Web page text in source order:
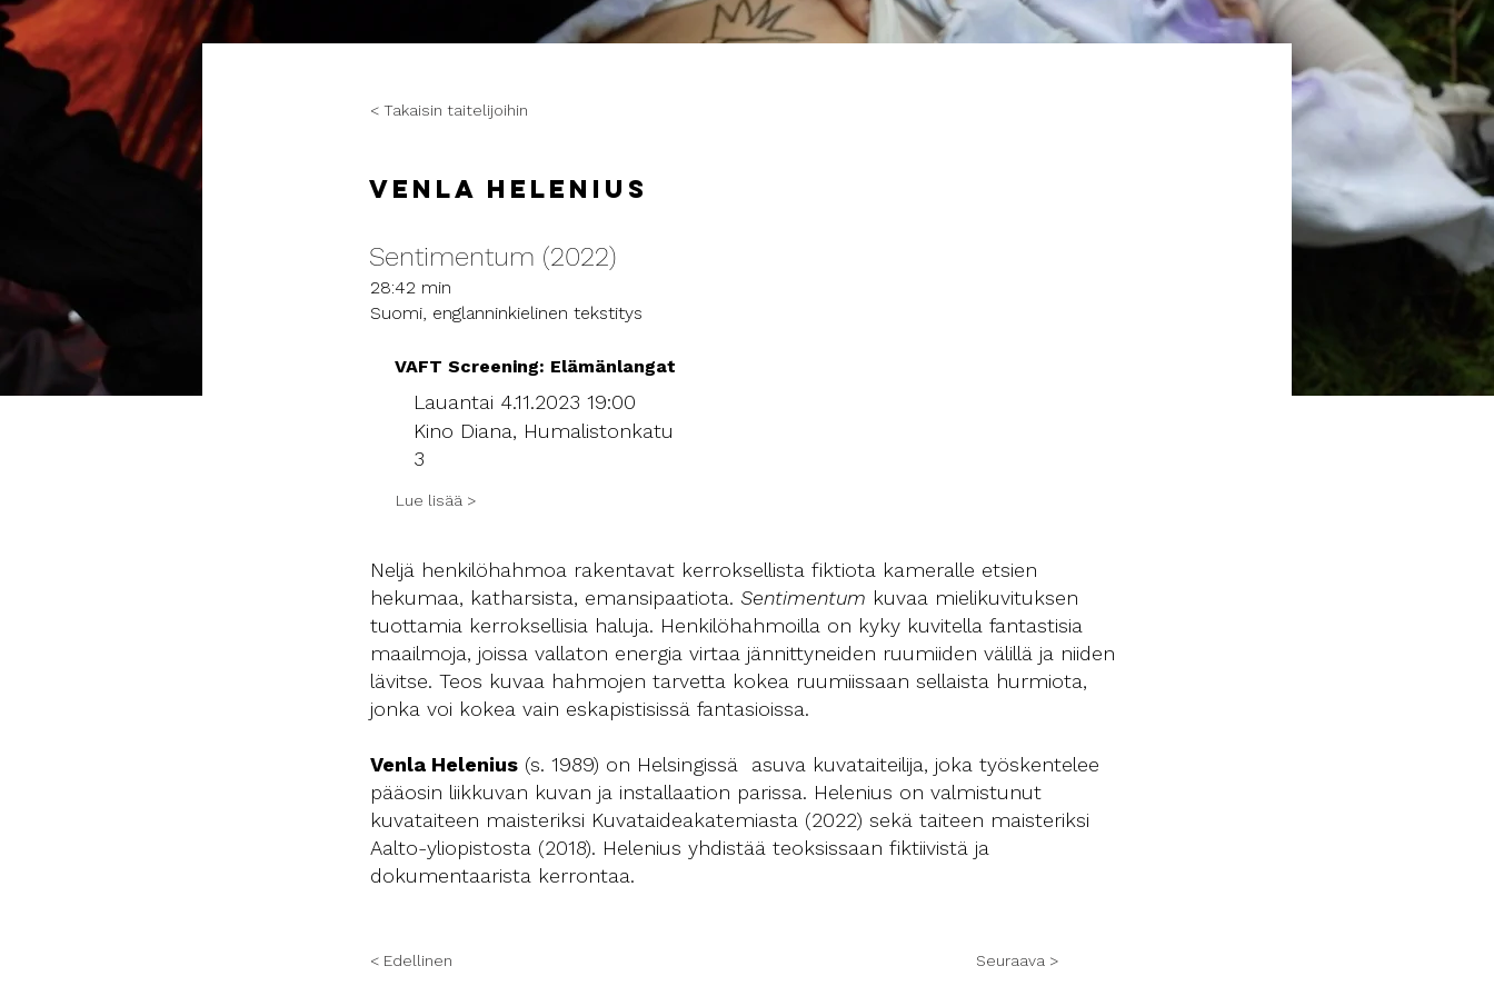
< Takaisin taitelijoihin
Venla Helenius
Sentimentum (2022)
28:42 min
Suomi, englanninkielinen tekstitys
VAFT Screening: Elämänlangat
Lauantai 4.11.2023 19:00
Kino Diana, Humalistonkatu
3
Lue lisää >
Neljä henkilöhahmoa rakentavat kerroksellista fiktiota kameralle etsien
hekumaa, katharsista, emansipaatiota. Sentimentum kuvaa mielikuvituksen
tuottamia kerroksellisia haluja. Henkilöhahmoilla on kyky kuvitella fantastisia
maailmoja, joissa vallaton energia virtaa jännittyneiden ruumiiden välillä ja niiden
lävitse. Teos kuvaa hahmojen tarvetta kokea ruumiissaan sellaista hurmiota,
jonka voi kokea vain eskapistisissä fantasioissa.
Venla Helenius (s. 1989) on Helsingissä asuva kuvataiteilija, joka työskentelee
pääosin liikkuvan kuvan ja installaation parissa. Helenius on valmistunut
kuvataiteen maisteriksi Kuvataideakatemiasta (2022) sekä taiteen maisteriksi
Aalto-yliopistosta (2018). Helenius yhdistää teoksissaan fiktiivistä ja
dokumentaarista kerrontaa.
< Edellinen Seuraava >